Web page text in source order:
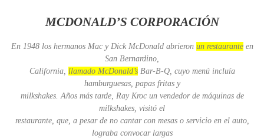
MCDONALD’S CORPORACIÓN
En 1948 los hermanos Mac y Dick McDonald abrieron un restauranteen
San Bernardino,
California, llamado McDonald’sBar-B-Q, cuyo menú incluía
hamburguesas, papas fritas y
milkshakes. Años más tarde, Ray Kroc un vendedor de máquinas de
milkshakes, visitó el
restaurante, que, a pesar de no cantar con mesas o servicio en el auto,
lograba convocar largas